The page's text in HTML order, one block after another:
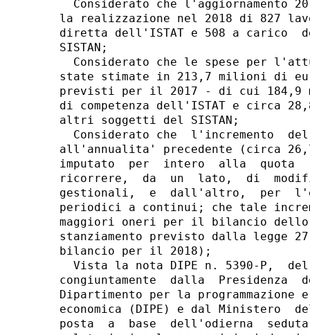
Considerato che l'aggiornamento
la realizzazione nel 2018 di 827
diretta dell'ISTAT e 508 a
SISTAN;
Considerato che le spese per
state stimate in 213,7 milioni di
previsti per il 2017 - di cui
di competenza dell'ISTAT e circa
altri soggetti del SISTAN;
Considerato che  l'incremento
all'annualita' precedente (circa
imputato  per  intero  alla
ricorrere,  da  un  lato,  di
gestionali,  e  dall'altro,  per
periodici a continui; che tale
maggiori oneri per il bilancio
stanziamento previsto dalla legge
bilancio per il 2018);
Vista la nota DIPE n. 5390-P,
congiuntamente  dalla
Dipartimento per la
economica (DIPE) e dal Ministero
posta  a  base  dell'odierna